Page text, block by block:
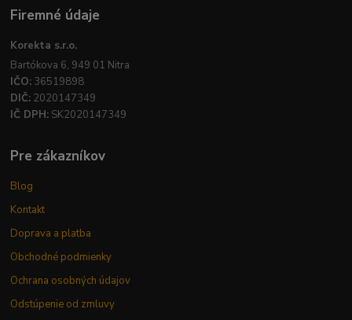
Firemné údaje
Korekta s.r.o.
Bartókova 6, 949 01 Nitra
IČO: 36519898
DIČ: 2020147349
IČ DPH: SK2020147349
Pre zákazníkov
Blog
Kontakt
Doprava a platba
Obchodné podmienky
Ochrana osobných údajov
Odstúpenie od zmluvy